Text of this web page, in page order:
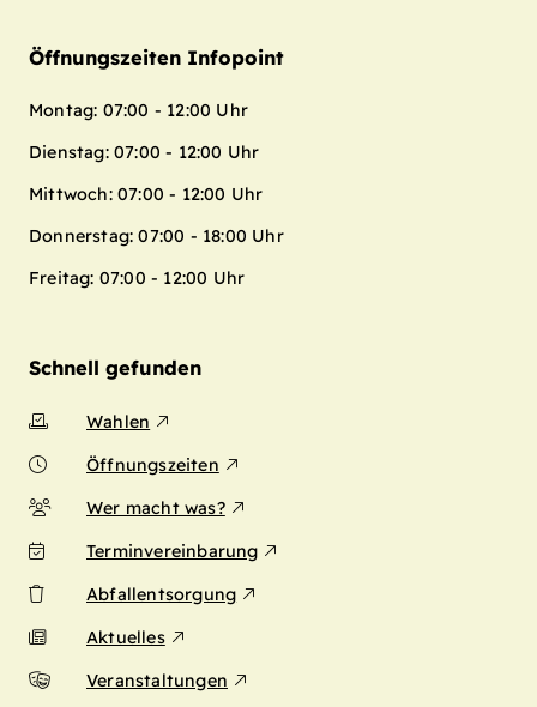
Öffnungszeiten Infopoint
Montag: 07:00 - 12:00 Uhr
Dienstag: 07:00 - 12:00 Uhr
Mittwoch: 07:00 - 12:00 Uhr
Donnerstag: 07:00 - 18:00 Uhr
Freitag: 07:00 - 12:00 Uhr
Schnell gefunden
Wahlen
Öffnungszeiten
Wer macht was?
Terminvereinbarung
Abfallentsorgung
Aktuelles
Veranstaltungen